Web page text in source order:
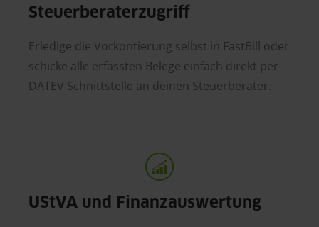
Steuerberaterzugriff
Erledige die Vorkontierung selbst in FastBill oder
schicke alle erfassten Belege einfach direkt per
DATEV Schnittstelle an deinen Steuerberater.
UStVA und Finanzauswertung